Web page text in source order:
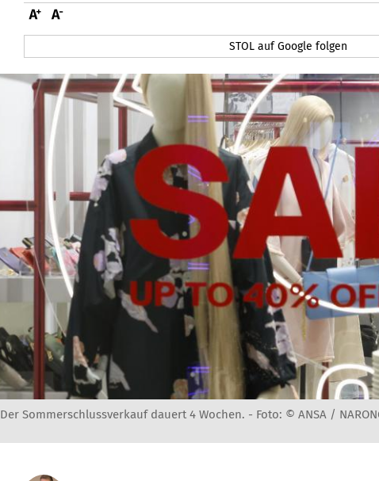
STOL auf Google folgen
Der Sommerschlussverkauf dauert 4 Wochen. - Foto: © ANSA /